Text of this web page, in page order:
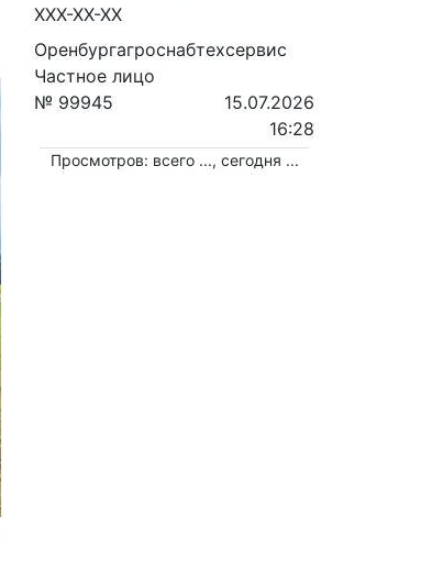
XXX-XX-XX
Оренбургагроснабтехсервис
Частное лицо
№ 99945
15.07.2026
16:28
Просмотров: всего ..., сегодня ...